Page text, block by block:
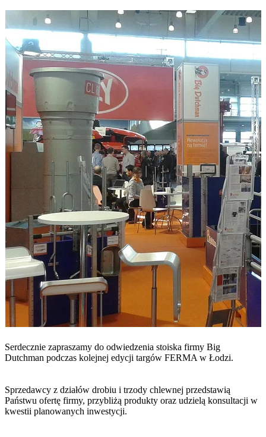
Serdecznie zapraszamy do odwiedzenia stoiska firmy Big
Dutchman podczas kolejnej edycji targów FERMA w Łodzi.
Sprzedawcy z działów drobiu i trzody chlewnej przedstawią
Państwu ofertę firmy, przybliżą produkty oraz udzielą konsultacji w
kwestii planowanych inwestycji.